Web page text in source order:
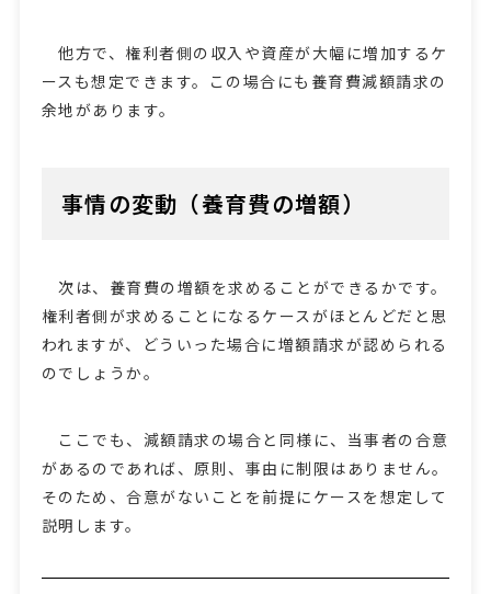
他方で、権利者側の収入や資産が大幅に増加するケ
ースも想定できます。この場合にも養育費減額請求の
余地があります。
事情の変動（養育費の増額）
次は、養育費の増額を求めることができるかです。
権利者側が求めることになるケースがほとんどだと思
われますが、どういった場合に増額請求が認められる
のでしょうか。
ここでも、減額請求の場合と同様に、当事者の合意
があるのであれば、原則、事由に制限はありません。
そのため、合意がないことを前提にケースを想定して
説明します。